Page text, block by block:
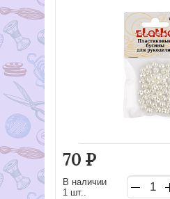
70 Р
В наличии
1 шт..